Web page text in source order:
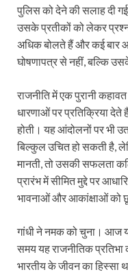
पुलिस को देने की सलाह दी
उसके प्रतीकों को लेकर प्रश्न
अधिक बोलते हैं और कई
घोषणापत्र से नहीं, बल्कि
राजनीति में एक पुरानी
धारणाओं पर प्रतिक्रिया देते
होती। यह आंदोलनों पर भी
बिल्कुल उचित हो सकती है,
मानती, तो उसकी सफलता
प्रारंभ में सीमित मुद्दे पर
भावनाओं और आकांक्षाओं को
गांधी ने नमक को चुना। आज
समय यह राजनीतिक
भारतीय के जीवन का हिस्सा